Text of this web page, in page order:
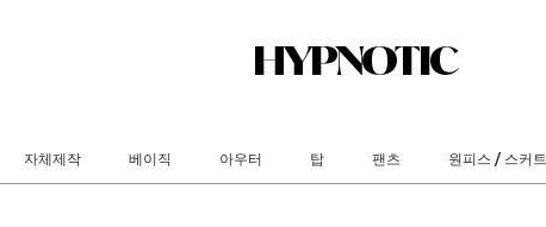
자체제작 베이직 아우터 탑 팬츠 원피스 / 스커트